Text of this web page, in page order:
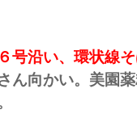
号沿い、環状線そ
ん向かい。美園